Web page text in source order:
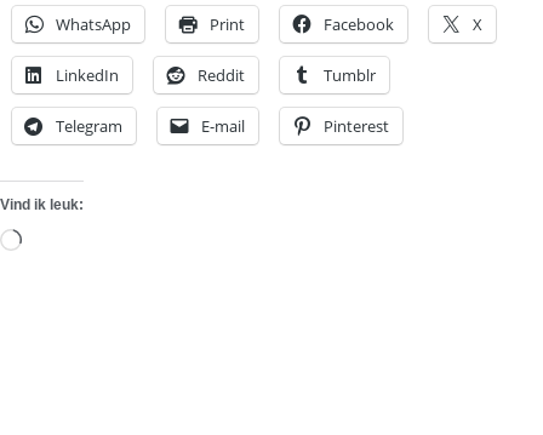
WhatsApp Print Facebook X
LinkedIn Reddit Tumblr
Telegram E-mail Pinterest
Vind ik leuk:
Aan